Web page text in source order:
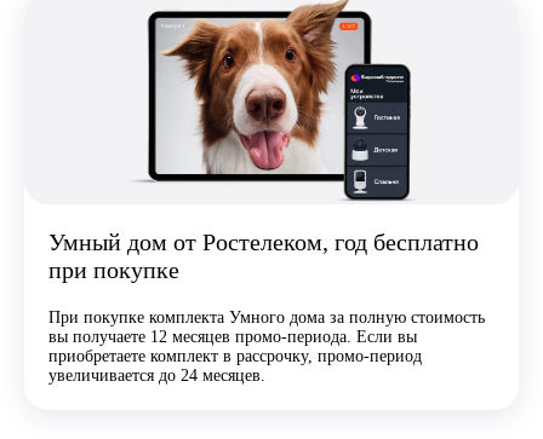
Умный дом от Ростелеком, год бесплатно
при покупке
При покупке комплекта Умного дома за полную стоимость
вы получаете 12 месяцев промо-периода. Если вы
приобретаете комплект в рассрочку, промо-период
увеличивается до 24 месяцев.